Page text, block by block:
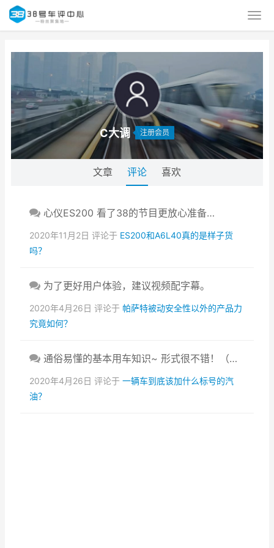
C大调 注册会员
文章 评论 喜欢
心仪ES200 看了38的节目更放心准备…
2020年11月2日 评论于 ES200和A6L40真的是样子货
吗？
为了更好用户体验，建议视频配字幕。
2020年4月26日 评论于 帕萨特被动安全性以外的产品力
究竟如何？
通俗易懂的基本用车知识~ 形式很不错！（…
2020年4月26日 评论于 一辆车到底该加什么标号的汽
油？